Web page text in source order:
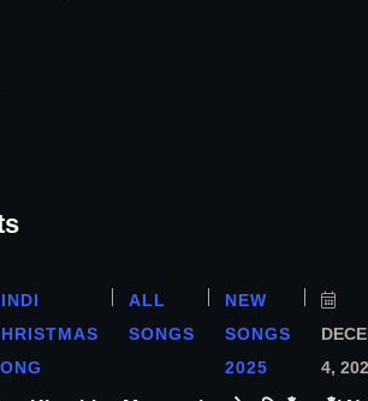
ALL
SONGS
NEW
SONGS
2025
4,